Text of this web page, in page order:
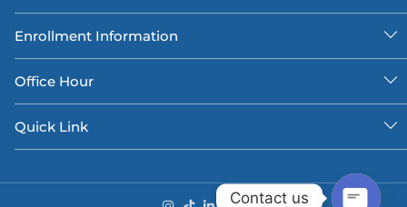
Enrollment Information
Office Hour
Quick Link
Contact us